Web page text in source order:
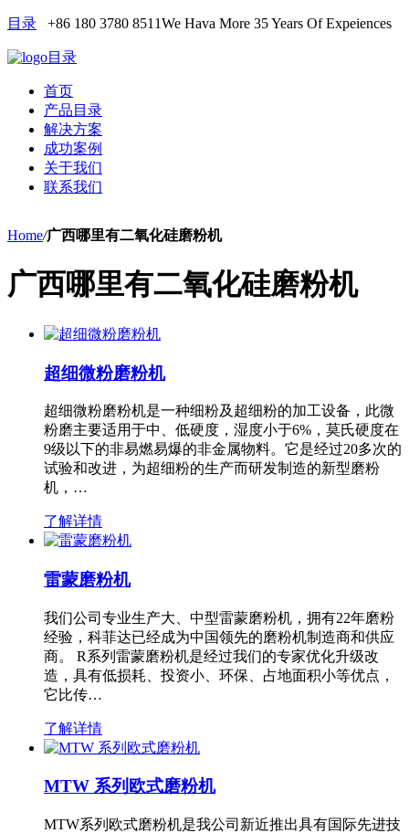
目录 +86 180 3780 8511We Hava More 35 Years Of Expeiences
目录
首页
产品目录
解决方案
成功案例
关于我们
联系我们
Home/广西哪里有二氧化硅磨粉机
广西哪里有二氧化硅磨粉机
超细微粉磨粉机
超细微粉磨粉机是一种细粉及超细粉的加工设备，此微
粉磨主要适用于中、低硬度，湿度小于6%，莫氏硬度在
9级以下的非易燃易爆的非金属物料。它是经过20多次的
试验和改进，为超细粉的生产而研发制造的新型磨粉
机，…
了解详情
雷蒙磨粉机
我们公司专业生产大、中型雷蒙磨粉机，拥有22年磨粉
经验，科菲达已经成为中国领先的磨粉机制造商和供应
商。 R系列雷蒙磨粉机是经过我们的专家优化升级改
造，具有低损耗、投资小、环保、占地面积小等优点，
它比传…
了解详情
MTW 系列欧式磨粉机
MTW系列欧式磨粉机是我公司新近推出具有国际先进技